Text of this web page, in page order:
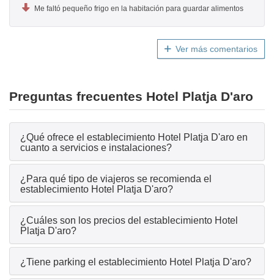
Me faltó pequeño frigo en la habitación para guardar alimentos
Ver más comentarios
Preguntas frecuentes Hotel Platja D'aro
¿Qué ofrece el establecimiento Hotel Platja D'aro en
cuanto a servicios e instalaciones?
¿Para qué tipo de viajeros se recomienda el
establecimiento Hotel Platja D'aro?
¿Cuáles son los precios del establecimiento Hotel
Platja D'aro?
¿Tiene parking el establecimiento Hotel Platja D'aro?